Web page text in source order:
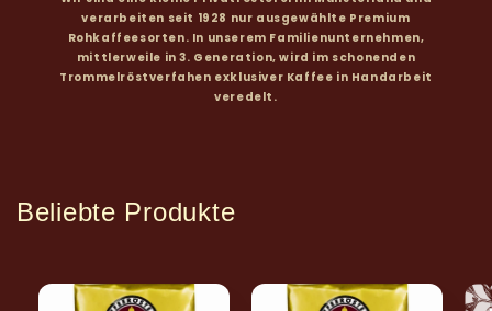
verarbeiten seit 1928 nur ausgewählte Premium
Rohkaffeesorten. In unserem Familienunternehmen,
mittlerweile in 3. Generation, wird im schonenden
Trommelröstverfahen exklusiver Kaffee in Handarbeit
veredelt.
Beliebte Produkte